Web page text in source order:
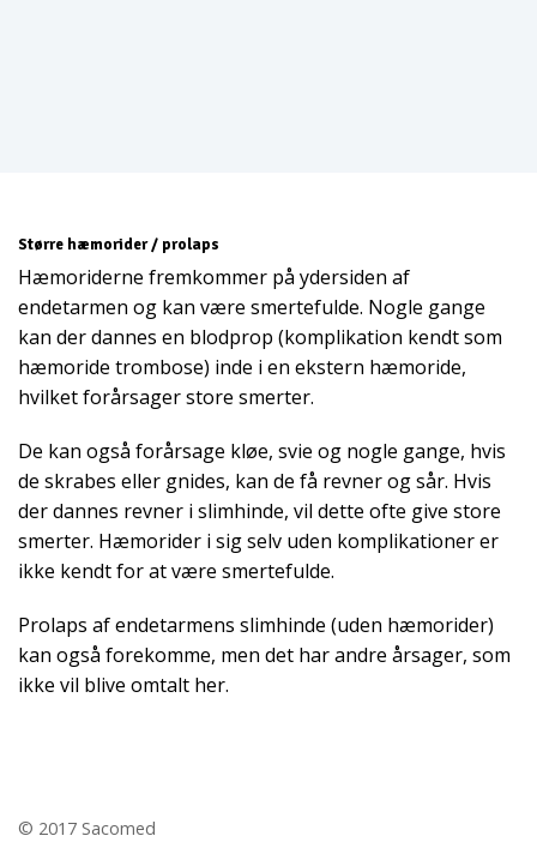
Større hæmorider / prolaps
Hæmoriderne fremkommer på ydersiden af
endetarmen og kan være smertefulde. Nogle gange
kan der dannes en blodprop (komplikation kendt som
hæmoride trombose) inde i en ekstern hæmoride,
hvilket forårsager store smerter.
De kan også forårsage kløe, svie og nogle gange, hvis
de skrabes eller gnides, kan de få revner og sår. Hvis
der dannes revner i slimhinde, vil dette ofte give store
smerter. Hæmorider i sig selv uden komplikationer er
ikke kendt for at være smertefulde.
Prolaps af endetarmens slimhinde (uden hæmorider)
kan også forekomme, men det har andre årsager, som
ikke vil blive omtalt her.
© 2017 Sacomed